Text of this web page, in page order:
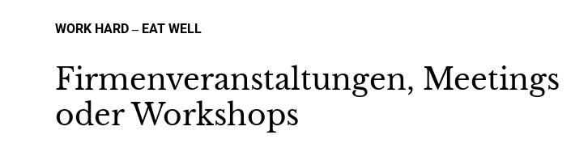
WORK HARD ‒ EAT WELL
Firmenveranstaltungen, Meetings
oder Workshops